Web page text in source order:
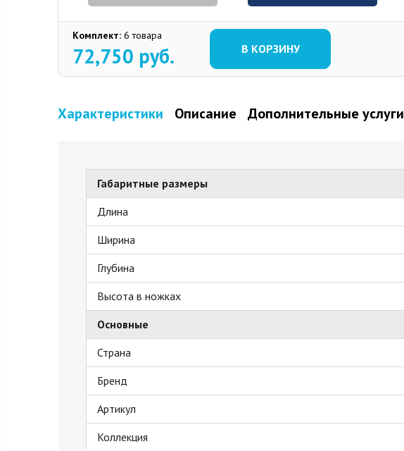
Комплект: 6 товара
72,750 руб. В КОРЗИНУ
Характеристики Описание Дополнительные услуги
Габаритные размеры
Длина
Ширина
Глубина
Высота в ножках
Основные
Страна
Бренд
Артикул
Коллекция